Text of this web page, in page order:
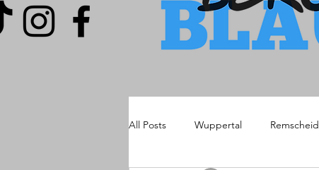
All Posts Wuppertal Remscheid